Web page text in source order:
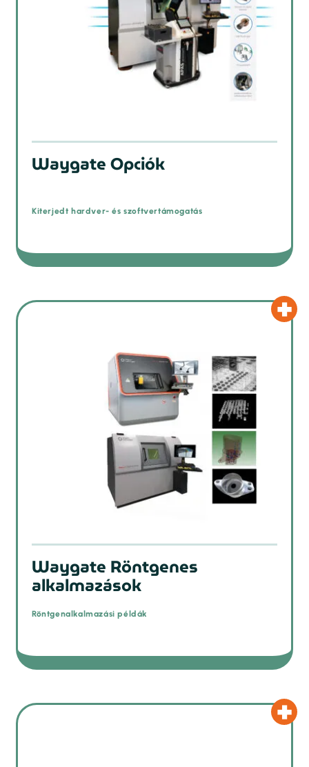
Waygate Opciók
Kiterjedt hardver- és szoftvertámogatás
Waygate Röntgenes
alkalmazások
Röntgenalkalmazási példák